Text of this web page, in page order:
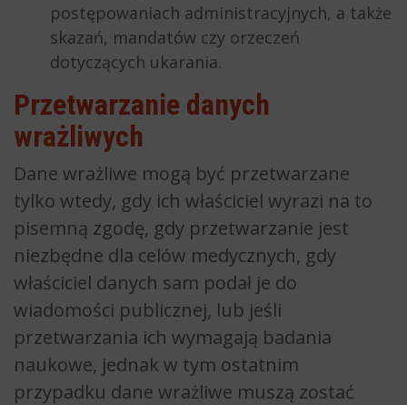
postępowaniach administracyjnych, a także
skazań, mandatów czy orzeczeń
dotyczących ukarania.
Przetwarzanie danych
wrażliwych
Dane wrażliwe mogą być przetwarzane
tylko wtedy, gdy ich właściciel wyrazi na to
pisemną zgodę, gdy przetwarzanie jest
niezbędne dla celów medycznych, gdy
właściciel danych sam podał je do
wiadomości publicznej, lub jeśli
przetwarzania ich wymagają badania
naukowe, jednak w tym ostatnim
przypadku dane wrażliwe muszą zostać